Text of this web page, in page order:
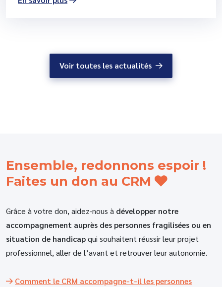
Voir toutes les actualités
Ensemble, redonnons espoir !
Faites un don au CRM
Grâce à votre don, aidez-nous à développer notre
accompagnement auprès des personnes fragilisées ou en
situation de handicapqui souhaitent réussir leur projet
professionnel, aller de l’avant et retrouver leur autonomie.
Comment le CRM accompagne-t-il les personnes